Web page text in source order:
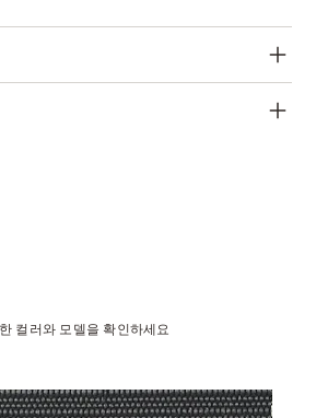
컬러와 모델을 확인하세요